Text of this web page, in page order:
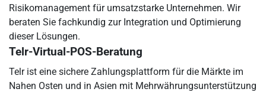
Risikomanagement für umsatzstarke Unternehmen. Wir
beraten Sie fachkundig zur Integration und Optimierung
dieser Lösungen.
Telr-Virtual-POS-Beratung
Telr ist eine sichere Zahlungsplattform für die Märkte im
Nahen Osten und in Asien mit Mehrwährungsunterstützung